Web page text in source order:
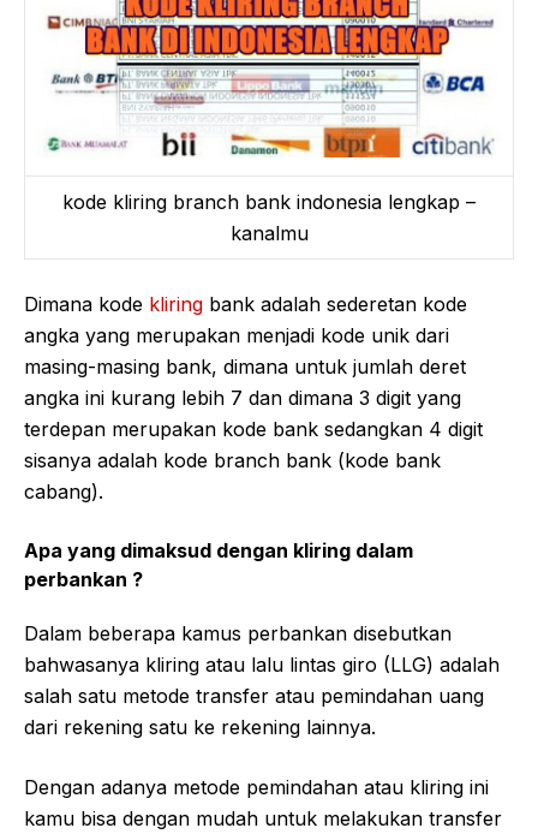
kode kliring branch bank indonesia lengkap –
kanalmu
Dimana kode kliring bank adalah sederetan kode
angka yang merupakan menjadi kode unik dari
masing-masing bank, dimana untuk jumlah deret
angka ini kurang lebih 7 dan dimana 3 digit yang
terdepan merupakan kode bank sedangkan 4 digit
sisanya adalah kode branch bank (kode bank
cabang).
Apa yang dimaksud dengan kliring dalam
perbankan ?
Dalam beberapa kamus perbankan disebutkan
bahwasanya kliring atau lalu lintas giro (LLG) adalah
salah satu metode transfer atau pemindahan uang
dari rekening satu ke rekening lainnya.
Dengan adanya metode pemindahan atau kliring ini
kamu bisa dengan mudah untuk melakukan transfer